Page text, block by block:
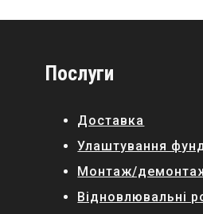
Послуги
Доставка
Улаштування
Монтаж/
Відновлювальні